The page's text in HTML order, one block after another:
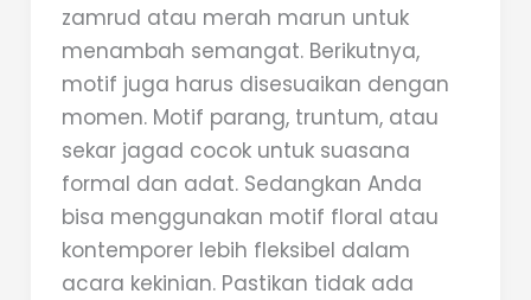
zamrud atau merah marun untuk
menambah semangat. Berikutnya,
motif juga harus disesuaikan dengan
momen. Motif parang, truntum, atau
sekar jagad cocok untuk suasana
formal dan adat. Sedangkan Anda
bisa menggunakan motif floral atau
kontemporer lebih fleksibel dalam
acara kekinian. Pastikan tidak ada